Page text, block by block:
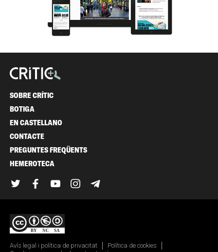
SOBRE CRÍTIC
BOTIGA
EN CASTELLANO
CONTACTE
PREGUNTES FREQÜENTS
HEMEROTECA
TwitterFacebook
YouTubeInstagram
Avís legal i política de privacitat
Política de cookies